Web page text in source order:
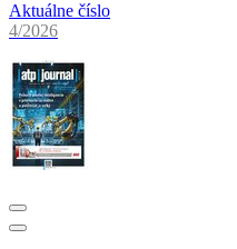
Aktuálne číslo
4/2026